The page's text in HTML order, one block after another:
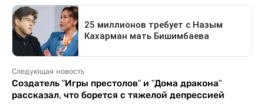
Следующая новость
Создатель "Игры престолов" и "Дома дракона"
рассказал, что борется с тяжелой депрессией